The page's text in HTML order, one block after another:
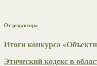
От редактора
Итоги конкурса
Этический кодекс в